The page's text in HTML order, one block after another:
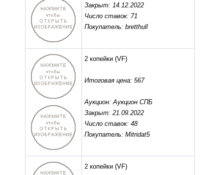
Закрыт: 14.12.2022
Число ставок: 71
Покупатель: bretthull
2 копейки (VF)
Итоговая цена: 567
Аукцион: Аукцион СПБ
Закрыт: 21.09.2022
Число ставок: 48
Покупатель: Mitridat5
2 копейки (VF)